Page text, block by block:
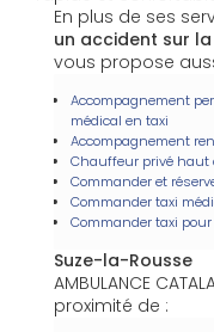
En plus de ses
un accident sur la
vous propose
Accompagnement
médical en taxi
Accompagnement
Chauffeur privé haut
Commander et
Commander taxi
Commander taxi
Suze-la-Rousse
AMBULANCE
proximité de :